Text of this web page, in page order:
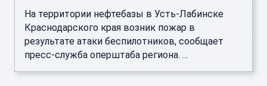
На территории нефтебазы в Усть-Лабинске
Краснодарского края возник пожар в
результате атаки беспилотников, сообщает
пресс-служба оперштаба региона. ...